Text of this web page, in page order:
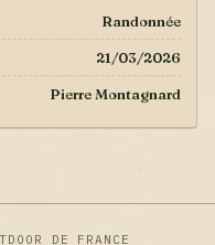
Randonnée
21/03/2026
Pierre Montagnard
DE FRANCE